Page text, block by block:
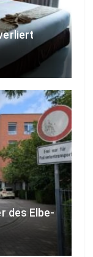
des Elbe-